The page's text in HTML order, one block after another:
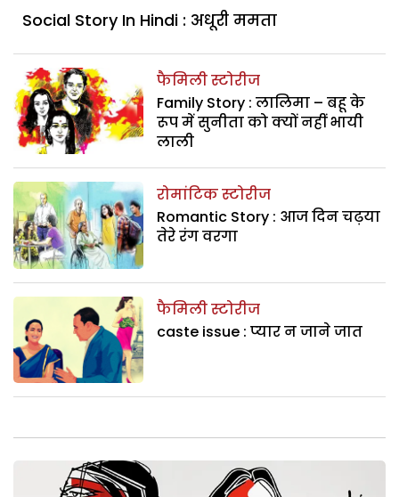
Social Story In Hindi : अधूरी ममता
फैमिली स्टोरीज
Family Story : लालिमा – बहू के
रूप में सुनीता को क्यों नहीं भायी
लाली
रोमांटिक स्टोरीज
Romantic Story : आज दिन चढ़या
तेरे रंग वरगा
फैमिली स्टोरीज
caste issue : प्‍यार न जाने जात